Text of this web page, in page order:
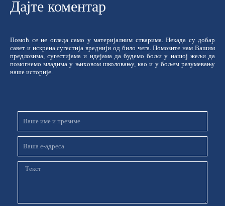
Дајте коментар
Помоћ се не огледа само у материјалним стварима. Некада су добар
савет и искрена сугестија вреднији од било чега. Помозите нам Вашим
предлозима, сугестијама и идејама да будемо бољи у нашој жељи да
помогнемо младима у њиховом школовању, као и у бољем разумевању
наше историје.
презиме
Порука